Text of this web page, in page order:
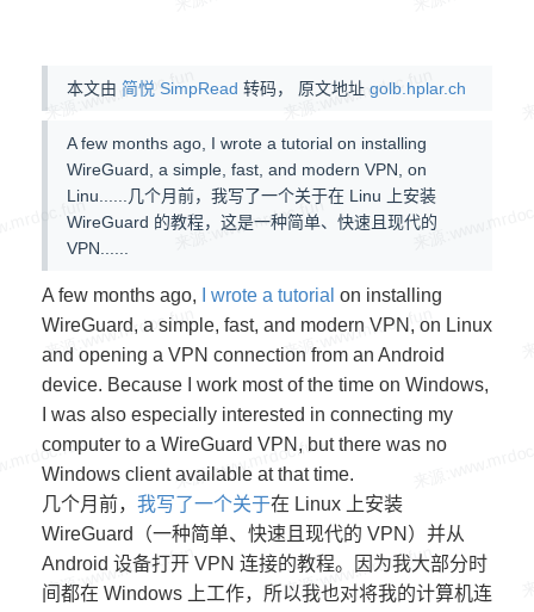
本文由 简悦 SimpRead 转码， 原文地址 golb.hplar.ch
A few months ago, I wrote a tutorial on installing
WireGuard, a simple, fast, and modern VPN, on
Linu......几个月前，我写了一个关于在 Linu 上安装
WireGuard 的教程，这是一种简单、快速且现代的
VPN......
A few months ago, I wrote a tutorial on installing
WireGuard, a simple, fast, and modern VPN, on Linux
and opening a VPN connection from an Android
device. Because I work most of the time on Windows,
I was also especially interested in connecting my
computer to a WireGuard VPN, but there was no
Windows client available at that time.
几个月前， 我写了一个关于在 Linux 上安装
WireGuard（一种简单、快速且现代的 VPN）并从
Android 设备打开 VPN 连接的教程。因为我大部分时
间都在 Windows 上工作，所以我也对将我的计算机连